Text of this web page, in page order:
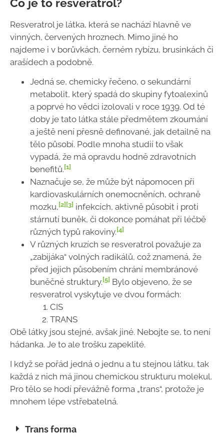
Resveratrol je látka, která se nachází hlavně ve
vinných, červených hroznech. Mimo jiné ho
najdeme i v borůvkách, černém rybízu, brusinkách či
arašídech a podobně.
Jedná se, chemicky řečeno, o sekundární
metabolit, který spadá do skupiny fytoalexinů
a poprvé ho vědci izolovali v roce 1939. Od té
doby je tato látka stále předmětem zkoumání
a ještě není přesně definované, jak detailně na
tělo působí. Podle mnoha studií to však
vypadá, že má opravdu hodně zdravotních
benefitů.[1]
Naznačuje se, že může být nápomocen při
kardiovaskulárních onemocněních, ochraně
mozku,[2][3] infekcích, aktivně působit i proti
stárnutí buněk, či dokonce pomáhat při léčbě
různých typů rakoviny.[4]
V různých kruzích se resveratrol považuje za
„zabijáka“ volných radikálů, což znamená, že
před jejich působením chrání membránové
buněčné struktury.[5] Bylo objeveno, že se
resveratrol vyskytuje ve dvou formách:
CIS
TRANS
Obě látky jsou stejné, avšak jiné. Nebojte se, to není
hádanka. Je to ale trošku zapeklité.
I když se pořád jedná o jednu a tu stejnou látku, tak
každá z nich má jinou chemickou strukturu molekul.
Pro tělo se hodí převážně forma „trans“, protože je
mnohem lépe vstřebatelná.
Trans forma